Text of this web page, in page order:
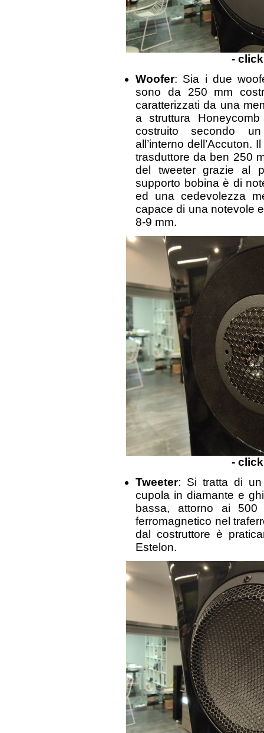
-
Woofer: Sia i due
sono da 250 mm
caratterizzati da una
a struttura
costruito secondo
all’interno dell’Accuton.
trasduttore da ben 250
del tweeter grazie al
supporto bobina è di
ed una cedevolezza
capace di una notevole
8-9 mm.
-
Tweeter: Si tratta di un
cupola in diamante e
bassa, attorno ai
ferromagnetico nel
dal costruttore è
Estelon.